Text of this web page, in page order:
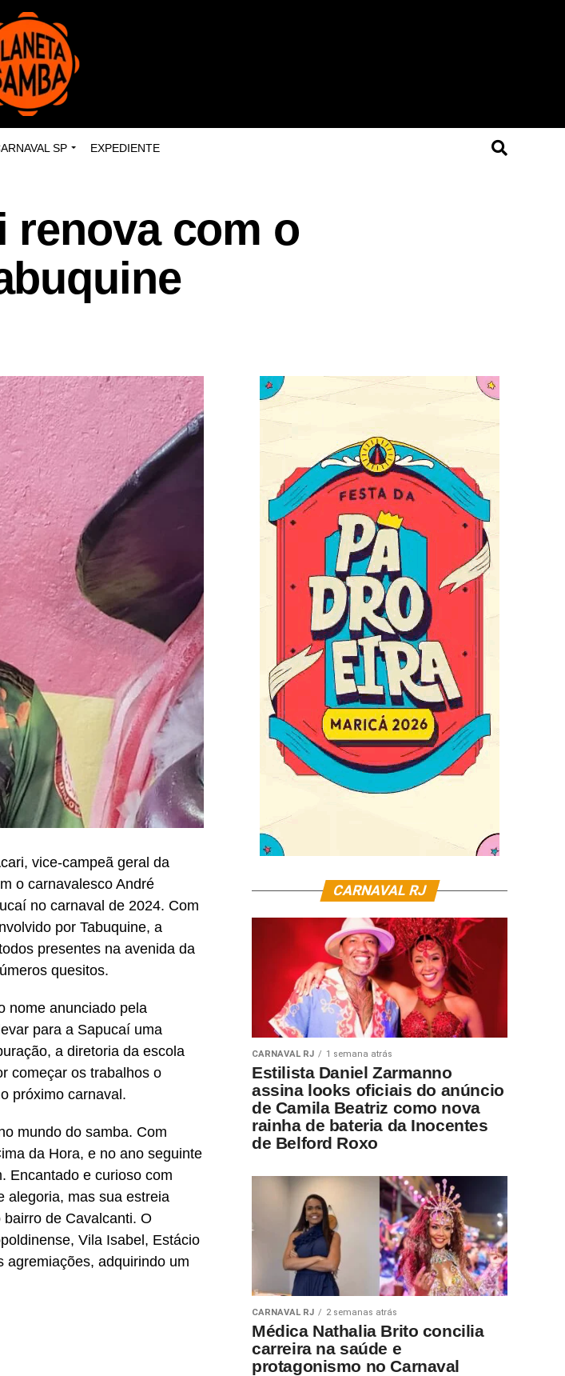
SP EXPEDIENTE
renova com o
vice-campeã geral da
o carnavalesco André
no carnaval de 2024. Com
por Tabuquine, a
presentes na avenida da
quesitos.
nome anunciado pela
para a Sapucaí uma
a diretoria da escola
começar os trabalhos o
próximo carnaval.
mundo do samba. Com
da Hora, e no ano seguinte
Encantado e curioso com
alegoria, mas sua estreia
de Cavalcanti. O
Vila Isabel, Estácio
agremiações, adquirindo um
CARNAVAL RJ
CARNAVAL RJ 1 semana atrás
Estilista Daniel Zarmanno
assina looks oficiais do anúncio
de Camila Beatriz como nova
rainha de bateria da Inocentes
de Belford Roxo
CARNAVAL RJ 2 semanas atrás
Médica Nathalia Brito concilia
carreira na saúde e
protagonismo no Carnaval